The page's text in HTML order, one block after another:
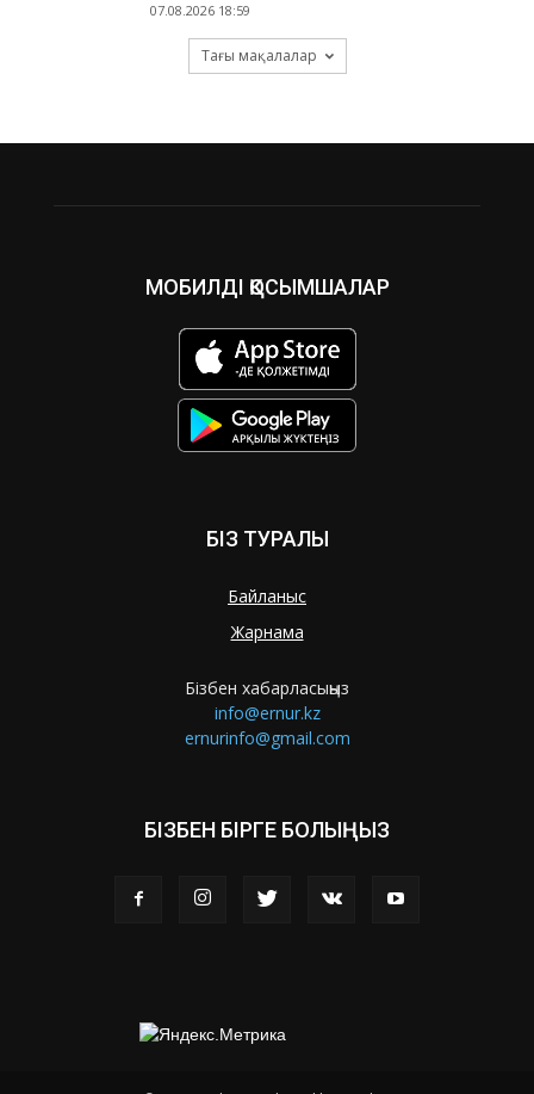
07.08.2026 18:59
Тағы мақалалар
МОБИЛДІ ҚОСЫМШАЛАР
БІЗ ТУРАЛЫ
Байланыс
Жарнама
Бізбен хабарласыңыз
info@ernur.kz
ernurinfo@gmail.com
БІЗБЕН БІРГЕ БОЛЫҢЫЗ